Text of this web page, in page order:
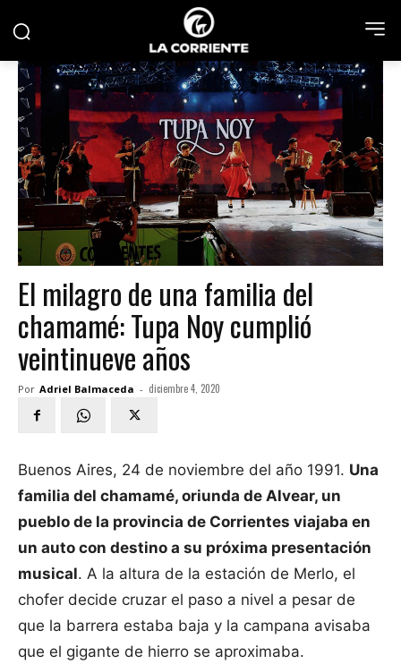
El milagro de una familia del
chamamé: Tupa Noy cumplió
veintinueve años
Por Adriel Balmaceda - diciembre 4, 2020
Buenos Aires, 24 de noviembre del año 1991. Una
familia del chamamé, oriunda de Alvear, un
pueblo de la provincia de Corrientes viajaba en
un auto con destino a su próxima presentación
musical. A la altura de la estación de Merlo, el
chofer decide cruzar el paso a nivel a pesar de
que la barrera estaba baja y la campana avisaba
que el gigante de hierro se aproximaba.